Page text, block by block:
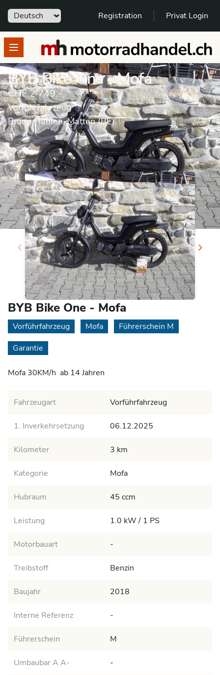
Sprache Registration Privat Login
Open menumotorradhandel.ch
BYB Bike One - Mofa
CHF 2’749.-
Vorführfahrzeug
Bruno Hählen, Matten (BE)
Vorführfahrzeug Mofa BYB Bike One
BYB Bike One - Mofa
Vorführfahrzeug Mofa
Führerschein M
Garantie
Mofa 30KM/h  ab 14 Jahren
Fahrzeugart Vorführfahrzeug
1. Inverkehrsetzung 06.12.2025
Kilometer 3 km
Kategorie Mofa
Hubraum 45 ccm
Leistung 1.0 kW / 1 PS
Motorbauart -
Treibstoff Benzin
Baujahr 2018
Interne Referenz -
Führerschein M
Umbaubar A A- -